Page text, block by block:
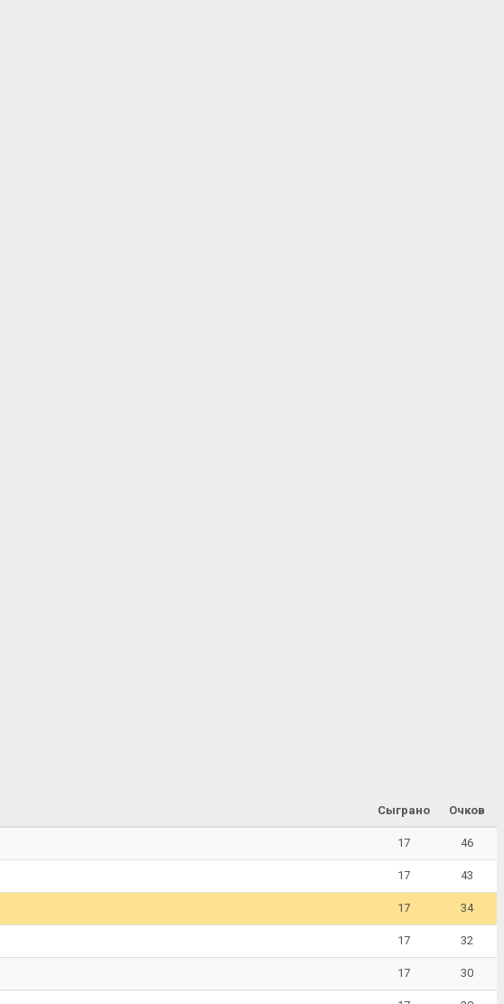
Сыграно Очков
17 46
17 43
17 34
17 32
17 30